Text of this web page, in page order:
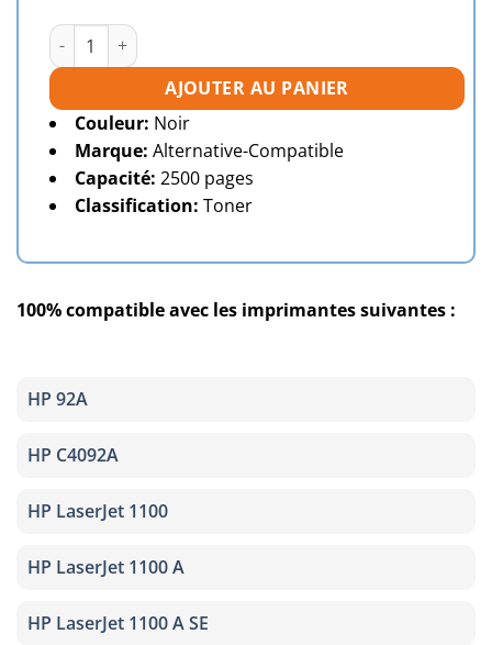
quantité de Toner compatible HP 92A (C4092A) noire
AJOUTER AU PANIER
Couleur: Noir
Marque: Alternative-Compatible
Capacité: 2500 pages
Classification: Toner
100% compatible avec les imprimantes suivantes :
HP 92A
HP C4092A
HP LaserJet 1100
HP LaserJet 1100 A
HP LaserJet 1100 A SE